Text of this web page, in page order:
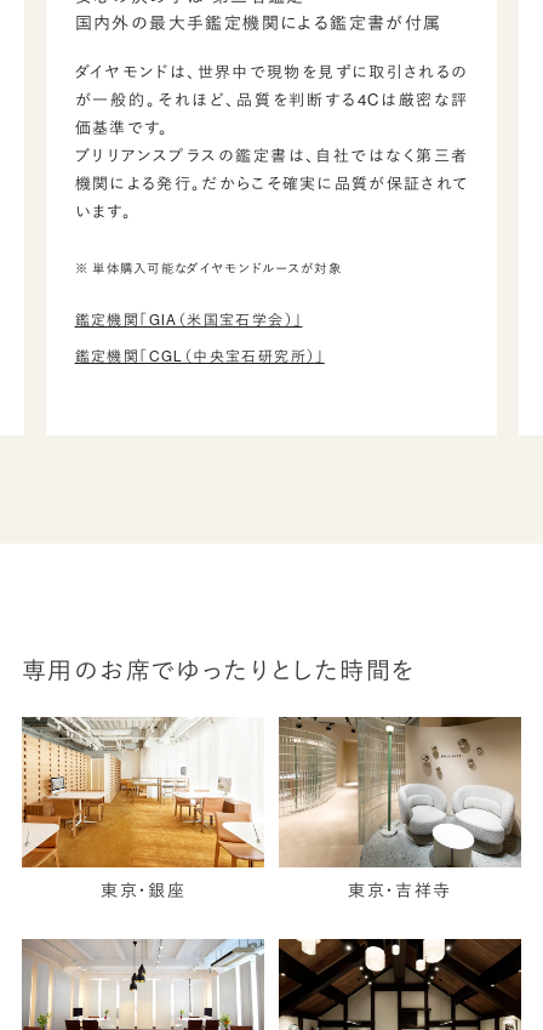
国内外の最大手鑑定機関による鑑定書が付属
ダイヤモンドは、世界中で現物を見ずに取引されるの
が一般的。それほど、品質を判断する4Cは厳密な評
価基準です。
ブリリアンスプラスの鑑定書は、自社ではなく第三者
機関による発行。だからこそ確実に品質が保証されて
います。
※ 単体購入可能なダイヤモンドルースが対象
鑑定機関「GIA（米国宝石学会）」
鑑定機関「CGL（中央宝石研究所）」
専用のお席でゆったりとした時間を
東京・銀座 東京・吉祥寺